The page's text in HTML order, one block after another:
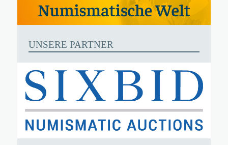
UNSERE PARTNER